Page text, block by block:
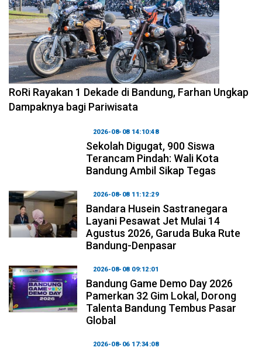
2026-08-09 09:55:44
RoRi Rayakan 1 Dekade di Bandung, Farhan Ungkap
Dampaknya bagi Pariwisata
2026-08-08 14:10:48
Sekolah Digugat, 900 Siswa
Terancam Pindah: Wali Kota
Bandung Ambil Sikap Tegas
2026-08-08 11:12:29
Bandara Husein Sastranegara
Layani Pesawat Jet Mulai 14
Agustus 2026, Garuda Buka Rute
Bandung-Denpasar
2026-08-08 09:12:01
Bandung Game Demo Day 2026
Pamerkan 32 Gim Lokal, Dorong
Talenta Bandung Tembus Pasar
Global
2026-08-06 17:34:08